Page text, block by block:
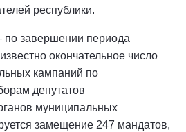
республики.
по завершении периода
окончательное число
кампаний по
депутатов
муниципальных
замещение 247 мандатов,